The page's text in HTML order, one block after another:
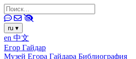
ru ▾
en 中文
Егор Гайдар
Музей Егора Гайдара Библиография